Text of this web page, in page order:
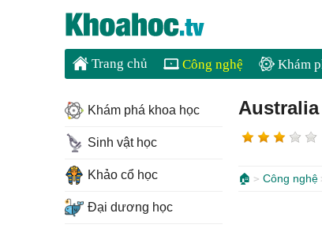
Trang chủ Công nghệ Khám
🏠 Công nghệ
Khám phá khoa học
Sinh vật học
Khảo cổ học
Đại dương học